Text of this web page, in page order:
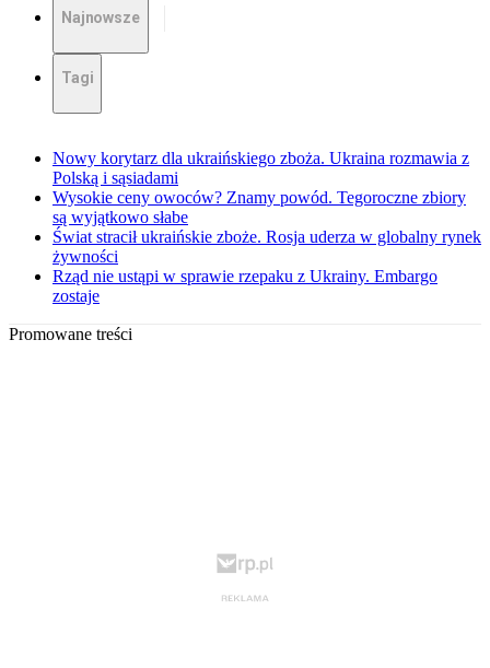
Najnowsze
Tagi
Nowy korytarz dla ukraińskiego zboża. Ukraina rozmawia z
Polską i sąsiadami
Wysokie ceny owoców? Znamy powód. Tegoroczne zbiory
są wyjątkowo słabe
Świat stracił ukraińskie zboże. Rosja uderza w globalny rynek
żywności
Rząd nie ustąpi w sprawie rzepaku z Ukrainy. Embargo
zostaje
Promowane treści